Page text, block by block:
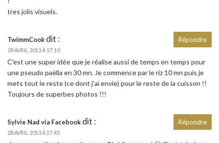
tres jolis visuels.
TwimmCook dit :
28 AVRIL 2013 À 17:10
C’est une super idée que je réalise aussi de temps en temps pour
une pseudo paëlla en 30 mn. Je commence par le riz 10 mn puis je
mets tout le reste (ce dont j’ai envie) pour le reste de la cuisson !!
Toujours de superbes photos !!!
Répondre
Sylvie Nad via Facebook dit :
28 AVRIL 2013 À 17:45
Répondre